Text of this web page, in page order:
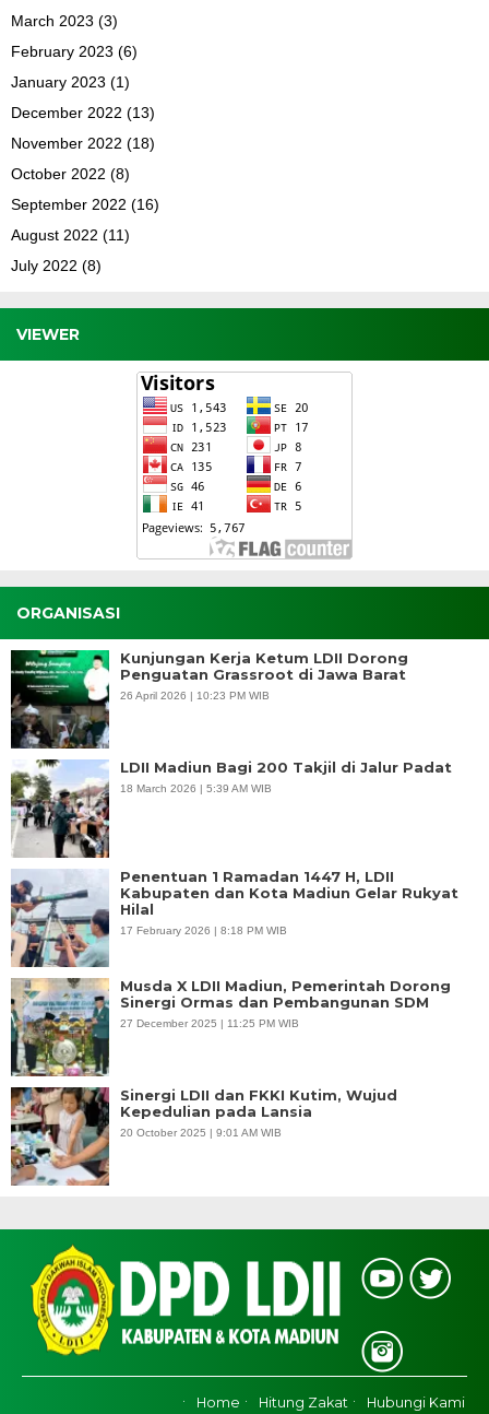
March 2023 (3)
February 2023 (6)
January 2023 (1)
December 2022 (13)
November 2022 (18)
October 2022 (8)
September 2022 (16)
August 2022 (11)
July 2022 (8)
VIEWER
ORGANISASI
Kunjungan Kerja Ketum LDII Dorong
Penguatan Grassroot di Jawa Barat
26 April 2026 | 10:23 PM WIB
LDII Madiun Bagi 200 Takjil di Jalur Padat
18 March 2026 | 5:39 AM WIB
Penentuan 1 Ramadan 1447 H, LDII
Kabupaten dan Kota Madiun Gelar Rukyat
Hilal
17 February 2026 | 8:18 PM WIB
Musda X LDII Madiun, Pemerintah Dorong
Sinergi Ormas dan Pembangunan SDM
27 December 2025 | 11:25 PM WIB
Sinergi LDII dan FKKI Kutim, Wujud
Kepedulian pada Lansia
20 October 2025 | 9:01 AM WIB
Home Hitung Zakat Hubungi Kami